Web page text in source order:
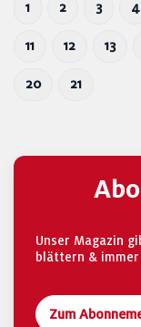
1 2 3 4
11 12 13
20 21
Unser Magazin
blättern &
Zum